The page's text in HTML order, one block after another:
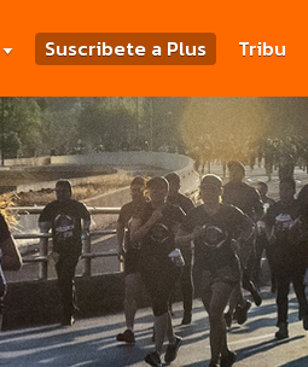
Suscribete a Plus Tribu